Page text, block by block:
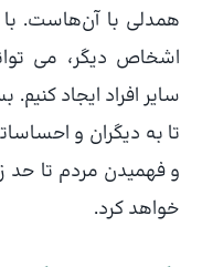
همدلی با آن‌هاست.
اشخاص دیگر، می
سایر افراد ایجاد کنیم.
تا به دیگران و
و فهمیدن مردم تا حد
خواهد کرد.